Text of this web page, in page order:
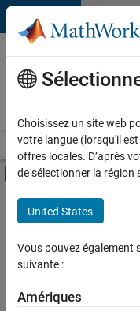
Passer au contenu
Votre
carrière
chez
Accueil Explorer nos
Activer/
Contenu principal
FILTRER PAR
Globalisation
Gestion des
Rédaction technique
Choisissez un site web
votre langue (lorsqu'il
offres locales. D’après
de sélectionner la région
United States
Vous pouvez également
suivante :
Amériques